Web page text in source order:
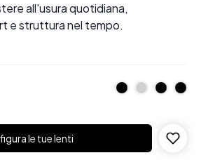
all'usura quotidiana,
e struttura nel tempo.
le tue lenti